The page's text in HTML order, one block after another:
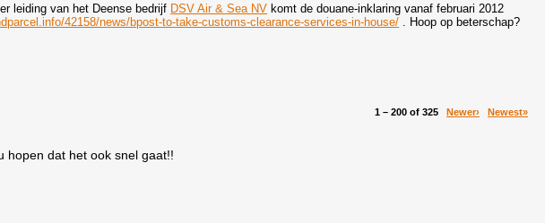
leiding van het Deense bedrijf DSV Air & Sea NV komt de douane-inklaring vanaf februari 2012
42158/news/bpost-to-take-customs-clearance-services-in-house/ . Hoop op beterschap?
1 – 200 of 325 Newer› Newest»
hopen dat het ook snel gaat!!